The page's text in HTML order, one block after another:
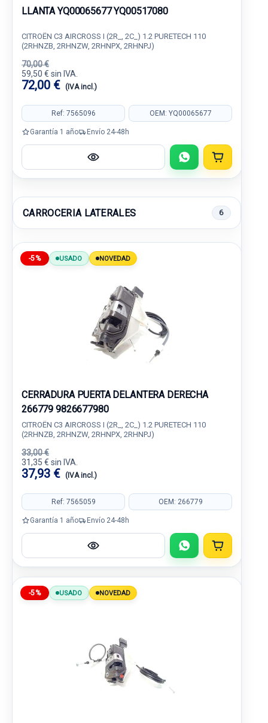
LLANTA YQ00065677 YQ00517080
CITROËN C3 AIRCROSS I (2R_, 2C_) 1.2 PURETECH 110
(2RHNZB, 2RHNZW, 2RHNPX, 2RHNPJ)
70,00 €
59,50 € sin IVA.
72,00 € (IVA incl.)
Ref: 7565096 OEM: YQ00065677
Garantía 1 año Envío 24-48h
CARROCERIA LATERALES 6
-5% USADO NOVEDAD
CERRADURA PUERTA DELANTERA DERECHA
266779 9826677980
CITROËN C3 AIRCROSS I (2R_, 2C_) 1.2 PURETECH 110
(2RHNZB, 2RHNZW, 2RHNPX, 2RHNPJ)
33,00 €
31,35 € sin IVA.
37,93 € (IVA incl.)
Ref: 7565059 OEM: 266779
Garantía 1 año Envío 24-48h
-5% USADO NOVEDAD